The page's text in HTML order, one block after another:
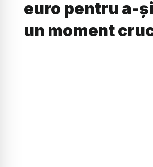
euro pentru a-
un moment